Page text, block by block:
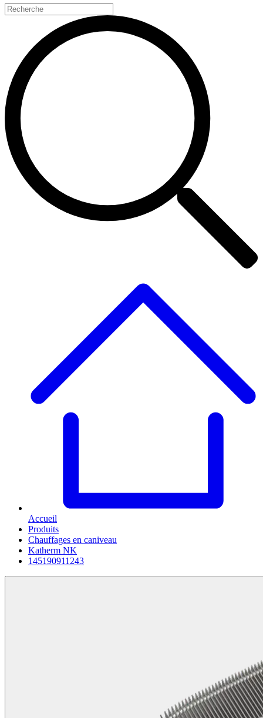
Accueil
Produits
Chauffages en caniveau
Katherm NK
145190911243